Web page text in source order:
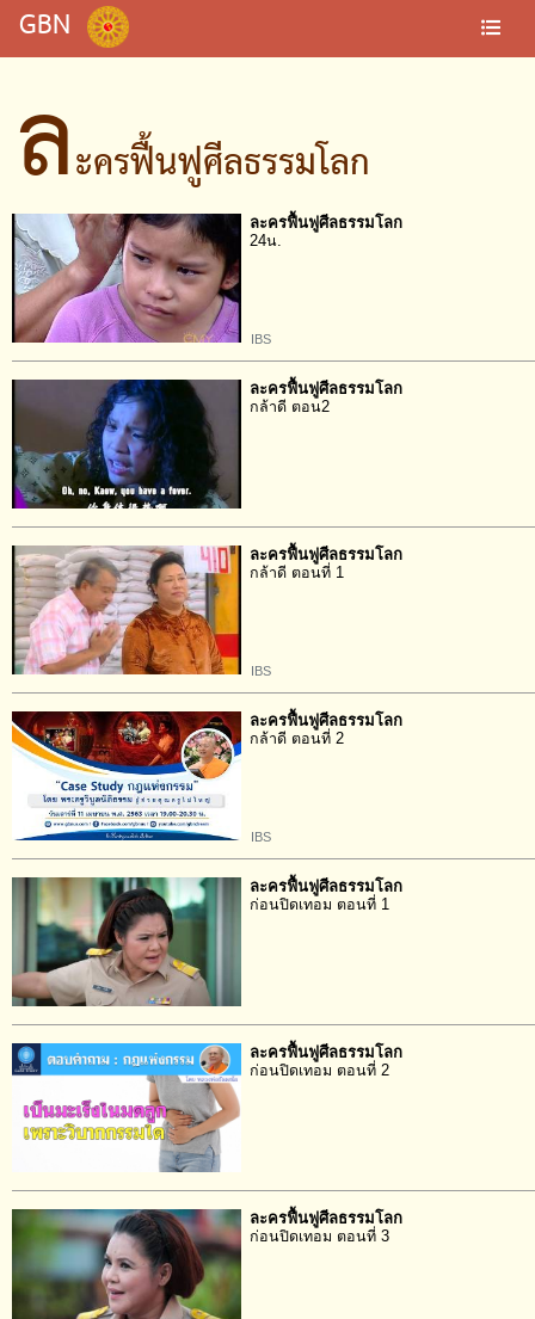
GBN
ละครฟื้นฟูศีลธรรมโลก
ละครฟื้นฟูศีลธรรมโลก
24น.
IBS
ละครฟื้นฟูศีลธรรมโลก
กล้าดี ตอน2
ละครฟื้นฟูศีลธรรมโลก
กล้าดี ตอนที่ 1
IBS
ละครฟื้นฟูศีลธรรมโลก
กล้าดี ตอนที่ 2
IBS
ละครฟื้นฟูศีลธรรมโลก
ก่อนปิดเทอม ตอนที่ 1
ละครฟื้นฟูศีลธรรมโลก
ก่อนปิดเทอม ตอนที่ 2
ละครฟื้นฟูศีลธรรมโลก
ก่อนปิดเทอม ตอนที่ 3